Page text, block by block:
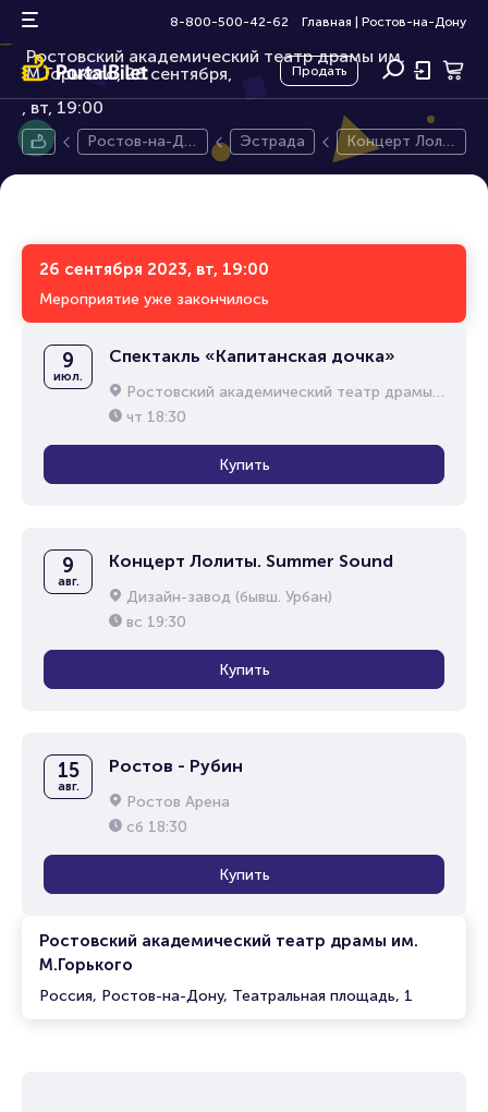
8-800-500-42-62 Главная Ростов-на-Дону
Продать
Концерт Лолиты
Ростовский академический театр драмы им.
М.Горького, 26 сентября,
16+
вт, 19:00
Ростов-на-До
Эстрада
Концерт Лоли
ты
26 сентября 2023, вт, 19:00
Мероприятие уже закончилось
Ростовский академический театр драмы им.
М.Горького
Россия, Ростов-на-Дону, Театральная площадь, 1
9
июл.
Спектакль «Капитанская дочка»
Ростовский академический театр драмы им. М.Горького
чт 18:30
Купить
9
авг.
Концерт Лолиты. Summer Sound
Дизайн-завод (бывш. Урбан)
вс 19:30
Купить
15
авг.
Ростов - Рубин
Ростов Арена
сб 18:30
Купить